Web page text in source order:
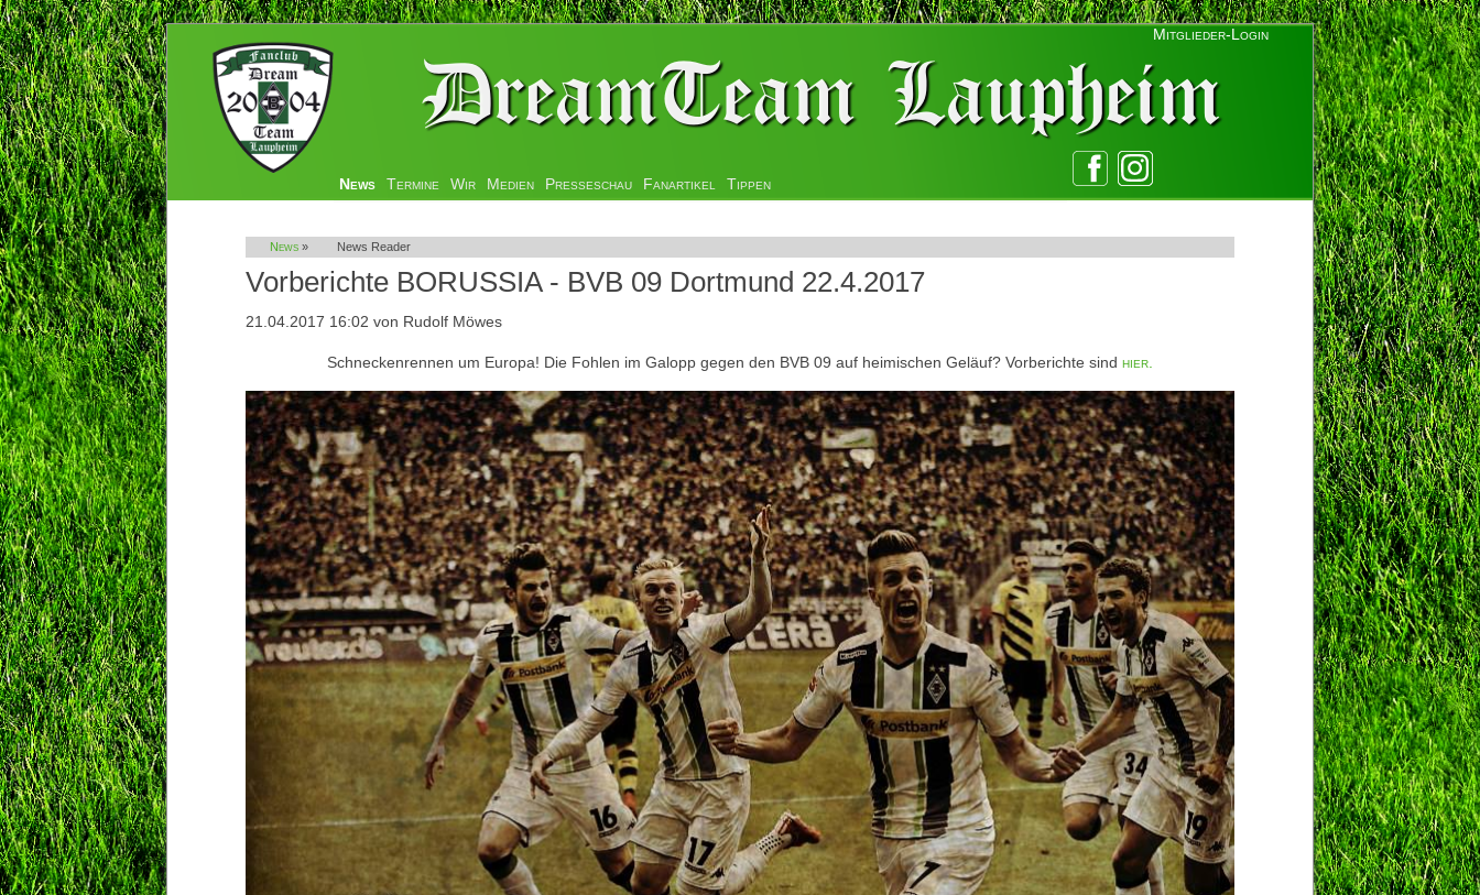
Mitglieder-Login
Navigation
News Termine Wir Medien Presseschau Fanartikel Tippen
News » News Reader
Vorberichte BORUSSIA - BVB 09 Dortmund 22.4.2017
21.04.2017 16:02 von Rudolf Möwes
Schneckenrennen um Europa! Die Fohlen im Galopp gegen den BVB 09 auf heimischen Geläuf? Vorberichte sind hier.